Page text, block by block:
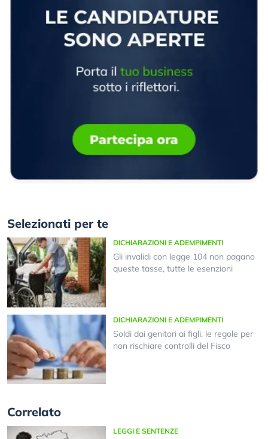
Selezionati per te
DICHIARAZIONI E ADEMPIMENTI
Gli invalidi con legge 104 non pagano
queste tasse, tutte le esenzioni
DICHIARAZIONI E ADEMPIMENTI
Soldi dai genitori ai figli, le regole per
non rischiare controlli del Fisco
Correlato
LEGGI E SENTENZE